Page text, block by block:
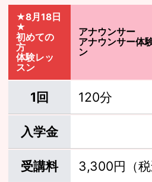
★8月18日
★
初めての
方
体験レッ
スン
アナウンサー
アナウンサー体
ン
1回 120分
入学金
受講料 3,300円（税